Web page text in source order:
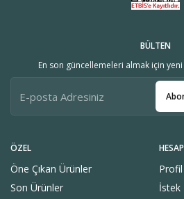
ÖZEL
Öne Çıkan Ürünler
Son Ürünler
İstek
BÜLTEN
En son güncellemeleri almak için